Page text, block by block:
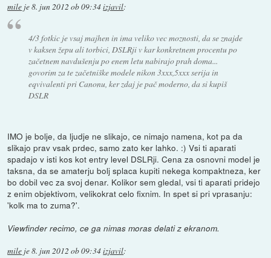
mile je8. jun 2012 ob 09:34izjavil:
4/3 fotkic je vsaj majhen in ima veliko vec moznosti, da se znajde
v kaksen žepu ali torbici, DSLRji v kar konkretnem procentu po
začetnem navdušenju po enem letu nabirajo prah doma...
govorim za te začetniške modele nikon 3xxx,5xxx serija in
eqvivalenti pri Canonu, ker zdaj je pač moderno, da si kupiš
DSLR
IMO je bolje, da ljudje ne slikajo, ce nimajo namena, kot pa da
slikajo prav vsak prdec, samo zato ker lahko. :) Vsi ti aparati
spadajo v isti kos kot entry level DSLRji. Cena za osnovni model je
taksna, da se amaterju bolj splaca kupiti nekega kompaktneza, ker
bo dobil vec za svoj denar. Kolikor sem gledal, vsi ti aparati pridejo
z enim objektivom, velikokrat celo fixnim. In spet si pri vprasanju:
'kolk ma to zuma?'.
Viewfinder recimo, ce ga nimas moras delati z ekranom.
mile je8. jun 2012 ob 09:34izjavil: